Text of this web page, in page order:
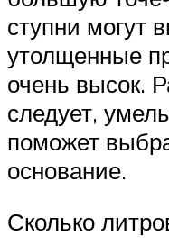
ступни могут
утолщенные
очень высок.
следует,
поможет
основание.
Сколько